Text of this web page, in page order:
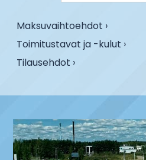
Maksuvaihtoehdot ›
Toimitustavat ja -kulut ›
Tilausehdot ›